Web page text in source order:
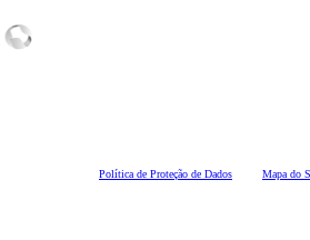
Política de Proteção de Dados Mapa do